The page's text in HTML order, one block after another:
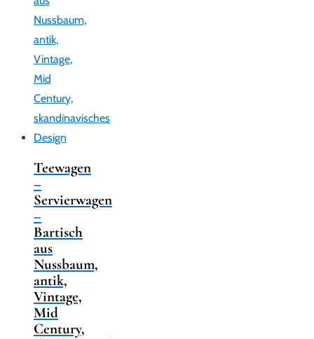
Teewagen
–
Servierwagen
–
Bartisch
aus
Nussbaum,
antik,
Vintage,
Mid
Century,